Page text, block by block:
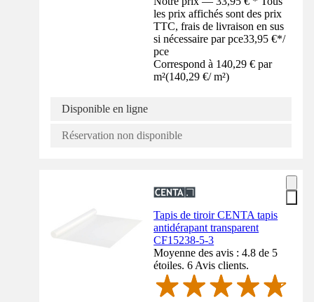
les prix affichés sont des prix
TTC, frais de livraison en sus
si nécessaire par pce33,95 €*/
pce
Correspond à 140,29 € par
m²(140,29 €/ m²)
Disponible en ligne
Réservation non disponible
Tapis de tiroir CENTA tapis
antidérapant transparent
CF15238-5-3
Moyenne des avis : 4.8 de 5
étoiles. 6 Avis clients.